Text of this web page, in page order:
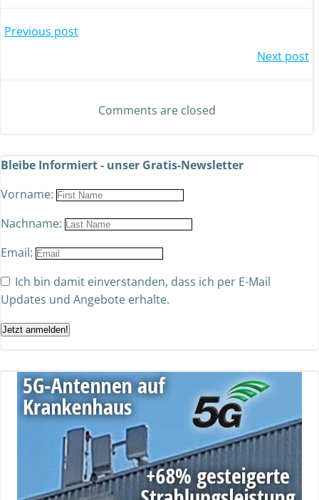
Previous post
Next post
Comments are closed
Bleibe Informiert - unser Gratis-Newsletter
Vorname:
Nachname:
Email:
Ich bin damit einverstanden, dass ich per E-Mail
Updates und Angebote erhalte.
Jetzt anmelden!